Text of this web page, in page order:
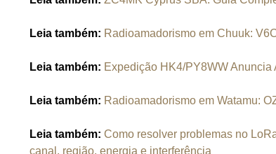
Leia também: Radioamadorismo em Chuuk:
Leia também: Expedição HK4/PY8WW
Leia também: Radioamadorismo em Watamu:
Leia também: Como resolver problemas no
canal, região, energia e interferência